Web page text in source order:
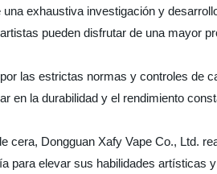
exhaustiva investigación y
pueden disfrutar de una mayor
las estrictas normas y controles de
en la durabilidad y el rendimiento
cera, Dongguan Xafy Vape Co., Ltd.
para elevar sus habilidades artísticas